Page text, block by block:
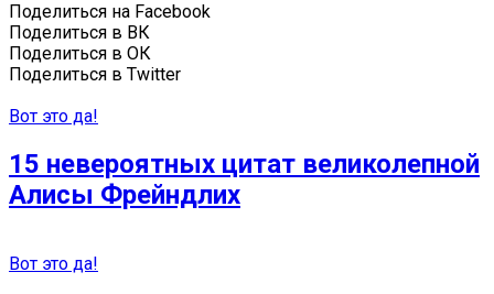
Поделиться на Facebook
Поделиться в ВК
Поделиться в ОК
Поделиться в Twitter
Вот это да!
15 невероятных цитат великолепной
Алисы Фрейндлих
Вот это да!